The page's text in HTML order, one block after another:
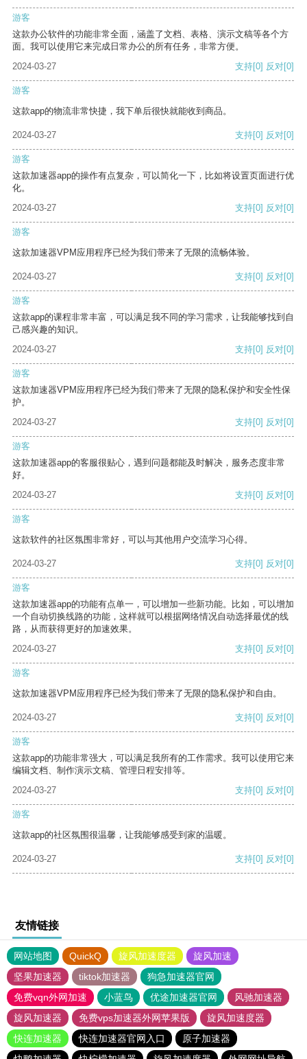
游客
这款办公软件的功能非常全面，涵盖了文档、表格、演示文稿等各个方
面。我可以使用它来完成日常办公的所有任务，非常方便。
2024-03-27
支持[0] 反对[0]
游客
这款app的物流非常快捷，我下单后很快就能收到商品。
2024-03-27 支持[0] 反对[0]
游客
这款加速器app的操作有点复杂，可以简化一下，比如将设置页面进行优
化。
2024-03-27
支持[0] 反对[0]
游客
这款加速器VPM应用程序已经为我们带来了无限的流畅体验。
2024-03-27 支持[0] 反对[0]
游客
这款app的课程非常丰富，可以满足我不同的学习需求，让我能够找到自
己感兴趣的知识。
2024-03-27
支持[0] 反对[0]
游客
这款加速器VPM应用程序已经为我们带来了无限的隐私保护和安全性保
护。
2024-03-27
支持[0] 反对[0]
游客
这款加速器app的客服很贴心，遇到问题都能及时解决，服务态度非常
好。
2024-03-27
支持[0] 反对[0]
游客
这款软件的社区氛围非常好，可以与其他用户交流学习心得。
2024-03-27 支持[0] 反对[0]
游客
这款加速器app的功能有点单一，可以增加一些新功能。比如，可以增加
一个自动切换线路的功能，这样就可以根据网络情况自动选择最优的线
路，从而获得更好的加速效果。
2024-03-27
支持[0] 反对[0]
游客
这款加速器VPM应用程序已经为我们带来了无限的隐私保护和自由。
2024-03-27 支持[0] 反对[0]
游客
这款app的功能非常强大，可以满足我所有的工作需求。我可以使用它来
编辑文档、制作演示文稿、管理日程安排等。
2024-03-27
支持[0] 反对[0]
游客
这款app的社区氛围很温馨，让我能够感受到家的温暖。
2024-03-27 支持[0] 反对[0]
友情链接
网站地图 QuickQ 旋风加速度器
旋风加速
坚果加速器
tiktok加速器
狗急加速器官网
免费vqn外网加速
小蓝鸟 优途加速器官网
风驰加速器
旋风加速器
免费vps加速器外网苹果版
旋风加速度器
快连加速器
快连加速器官网入口
原子加速器